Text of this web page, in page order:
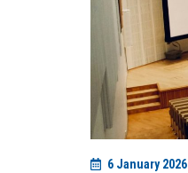
6 January 2026